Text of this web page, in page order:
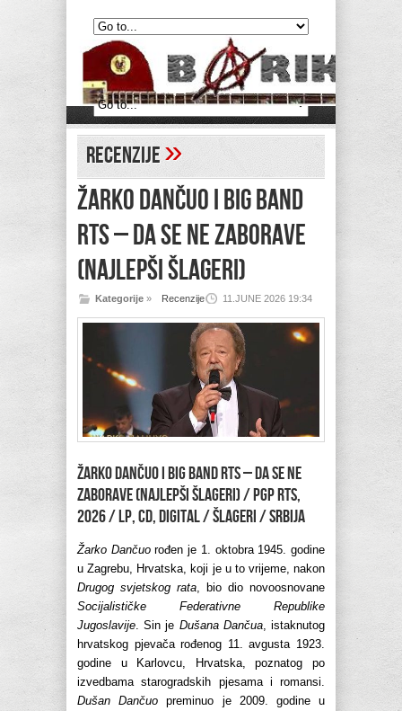
Recenzije»
ŽARKO DANČUO I BIG BAND
RTS – Da se ne zaborave
(najlepši šlageri)
11.JUNE 2026 19:34
Kategorije » Recenzije
ŽARKO DANČUO I BIG BAND RTS – Da se ne
zaborave (najlepši šlageri) / PGP RTS,
2026 / LP, CD, Digital / šlageri / Srbija
Žarko Dančuorođen je 1. oktobra 1945. godine
u Zagrebu, Hrvatska, koji je u to vrijeme, nakon
Drugog svjetskog rata , bio dio novoosnovane
Socijalističke Federativne Republike
Jugoslavije . Sin je Dušana Dančua, istaknutog
hrvatskog pjevača rođenog 11. avgusta 1923.
godine u Karlovcu, Hrvatska, poznatog po
izvedbama starogradskih pjesama i romansi.
Dušan Dančuo preminuo je 2009. godine u